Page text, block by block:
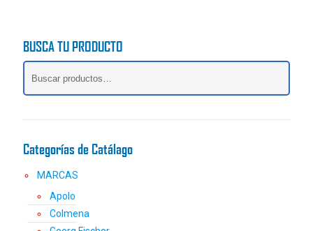
BUSCA TU PRODUCTO
Categorías de Catálago
MARCAS
Apolo
Colmena